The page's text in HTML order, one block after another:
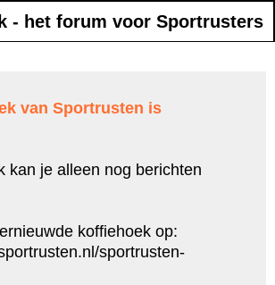
- het forum voor Sportrusters
van Sportrusten is
kan je alleen nog berichten
koffiehoek op:
sportrusten-